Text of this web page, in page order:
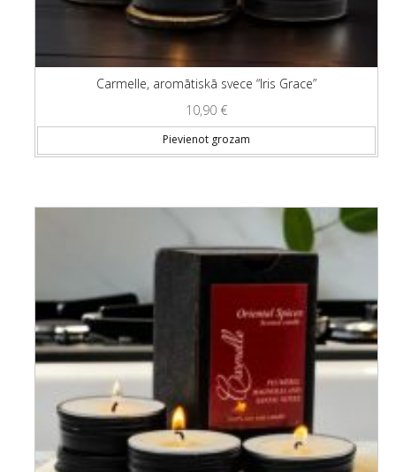
Carmelle, aromātiskā svece “Iris Grace”
10,90 €
Pievienot grozam